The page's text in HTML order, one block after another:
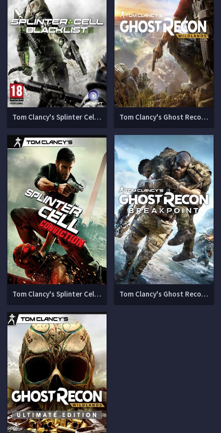
Tom Clancy's Splinter Cell Blacklist (v 1.0.3) Tom Clancy's Ghost Recon Wildlands
Tom Clancy's Splinter Cell: Conviction [v 1.0.4] Tom Clancy's Ghost Recon Breakpoint